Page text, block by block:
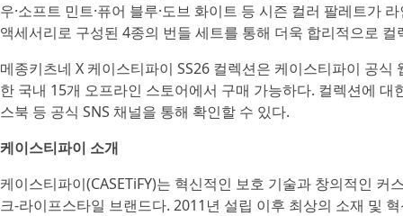
우·소프트 민트·퓨어 블루·도브 화이트 등 시즌 컬러 팔레트가
액세서리로 구성된 4종의 번들 세트를 통해 더욱 합리적으로 컬
메종키츠네 X 케이스티파이 SS26 컬렉션은 케이스티파이 공
한 국내 15개 오프라인 스토어에서 구매 가능하다. 컬렉션에
스북 등 공식 SNS 채널을 통해 확인할 수 있다.
케이스티파이 소개
케이스티파이(CASETiFY)는 혁신적인 보호 기술과 창의적인
크-라이프스타일 브랜드다. 2011년 설립 이후 최상의 소재 및